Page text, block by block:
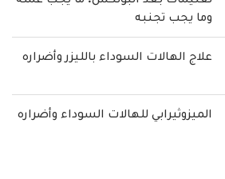
وما يجب تجنبه
علاج الهالات السوداء بالليزر وأضراره
الميزوثيرابي للهالات السوداء وأضراره